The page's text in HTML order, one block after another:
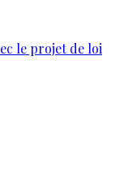
le projet de loi